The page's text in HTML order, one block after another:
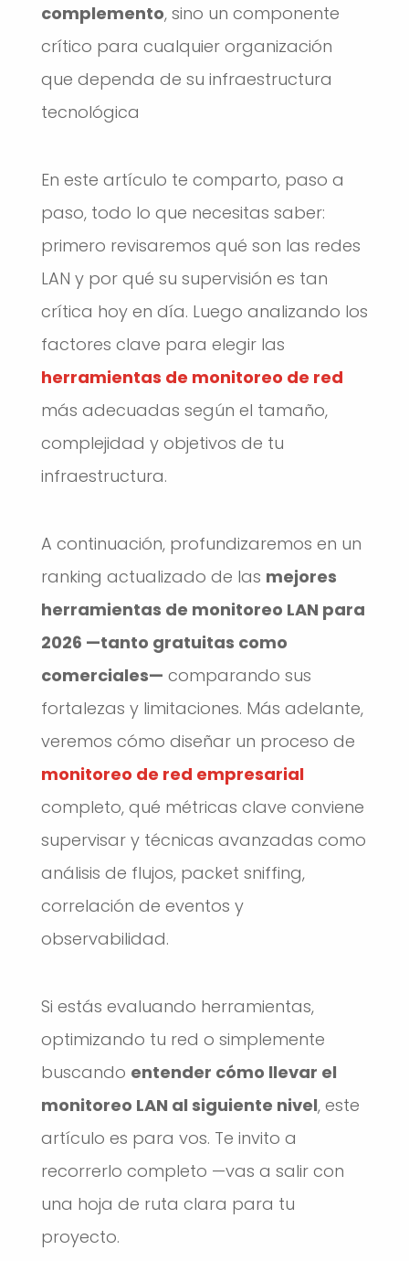
complemento, sino un componente
crítico para cualquier organización
que dependa de su infraestructura
tecnológica
En este artículo te comparto, paso a
paso, todo lo que necesitas saber:
primero revisaremos qué son las redes
LAN y por qué su supervisión es tan
crítica hoy en día. Luego analizando los
factores clave para elegir las
herramientas de monitoreo de red
más adecuadas según el tamaño,
complejidad y objetivos de tu
infraestructura.
A continuación, profundizaremos en un
ranking actualizado de las mejores
herramientas de monitoreo LAN para
2026 —tanto gratuitas como
comerciales— comparando sus
fortalezas y limitaciones. Más adelante,
veremos cómo diseñar un proceso de
monitoreo de red empresarial
completo, qué métricas clave conviene
supervisar y técnicas avanzadas como
análisis de flujos, packet sniffing,
correlación de eventos y
observabilidad.
Si estás evaluando herramientas,
optimizando tu red o simplemente
buscando entender cómo llevar el
monitoreo LAN al siguiente nivel, este
artículo es para vos. Te invito a
recorrerlo completo —vas a salir con
una hoja de ruta clara para tu
proyecto.